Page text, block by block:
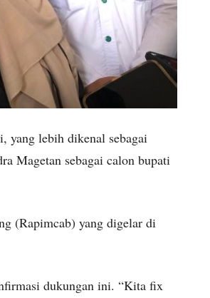
yang lebih dikenal sebagai
Magetan sebagai calon bupati
(Rapimcab) yang digelar di
dukungan ini. “Kita fix